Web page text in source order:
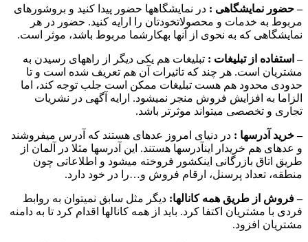
– حضور نمایشگاهی : در نمایشگاهها حضور پیدا کنید و بروشورهای
مربوط به خدمات و محصولاتخودتان را ارایه کنید. حضور در هر
نمایشگاهی که به نحوی از آنها بهکارشما مربوط باشد، موثر است.
– استفاده از تبلیغات : تبلیغات هم یکی دیگر از راههای رسیدن به
مشتریان است. هر چند که تاثیرات آن هم تعریف شده است و تا
حدودی محدود هم هست تبلیغات ممکن است جلب توجه کند، اما
الزاما به افزایش فروش منجر نمیشود. ارایه آگهی در نشریات
تجاری و تخصصی میتواند موثرتر باشد.
– خرید آدرسها : در دنیای امروز عدهای هستند که آدرس میفروشند
و عدهای هم خریدار اینآدرسها هستند. این آدرسها مثلا در آلمان از
طریق اتاق بازرگانی اینکشور فروخته میشود و اطلاعاتی چون
منطقه، تعداد پرسنل، ارقام فروش و…را در خود دارد.
– فروش از طریق همه کانالها: دیگر مثل سابق نمیتوان به روابط
فردی با مشتریان اکتفا کرد. باید از همه کانالها اقدام کرد تا به دامنه
مشتریان افزود.